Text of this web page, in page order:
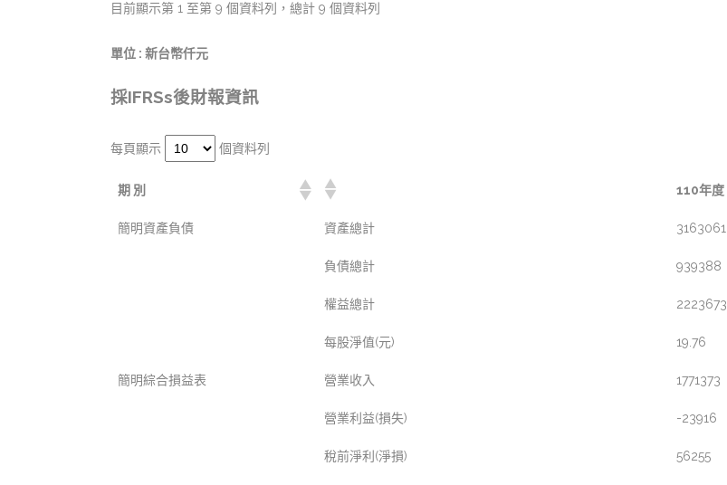
目前顯示第 1 至第 9 個資料列，總計 9 個資料列
單位 : 新台幣仟元
採IFRSs後財報資訊
每頁顯示 個資料列
期 別 110年度
簡明資產負債 資產總計 3163061
負債總計 939388
權益總計 2223673
每股淨值(元) 19.76
簡明綜合損益表 營業收入 1771373
營業利益(損失) -23916
稅前淨利(淨損) 56255